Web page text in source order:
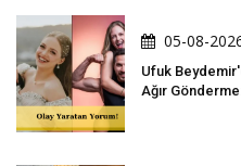
05-08-
Ufuk
Ağır